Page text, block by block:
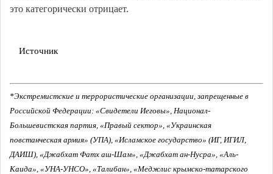
это категорически отрицает.
Источник
*Экстремистские и террористические организации, запрещенные в
Российской Федерации: «Свидетели Иеговы», Национал-
Большевистская партия, «Правый сектор», «Украинская
повстанческая армия» (УПА), «Исламское государство» (ИГ, ИГИЛ,
ДАИШ), «Джабхат Фатх аш-Шам», «Джабхат ан-Нусра», «Аль-
Каида», «УНА-УНСО», «Талибан», «Меджлис крымско-татарского